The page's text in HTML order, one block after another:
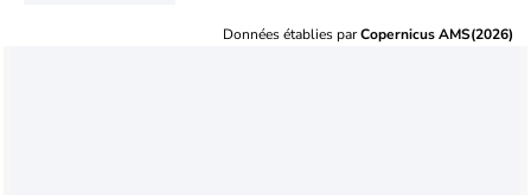
Données établies parCopernicus AMS(2026)